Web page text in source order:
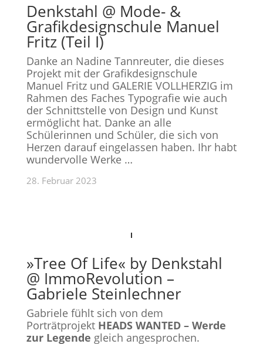
Denkstahl @ Mode- &
Grafikdesignschule Manuel
Fritz (Teil I)
Danke an Nadine Tannreuter, die dieses
Projekt mit der Grafikdesignschule
Manuel Fritz und GALERIE VOLLHERZIG im
Rahmen des Faches Typografie wie auch
der Schnittstelle von Design und Kunst
ermöglicht hat. Danke an alle
Schülerinnen und Schüler, die sich von
Herzen darauf eingelassen haben. Ihr habt
wundervolle Werke …
28. Februar 2023
»Tree Of Life« by Denkstahl
@ ImmoRevolution –
Gabriele Steinlechner
Gabriele fühlt sich von dem
Porträtprojekt HEADS WANTED – Werde
zur Legende gleich angesprochen.